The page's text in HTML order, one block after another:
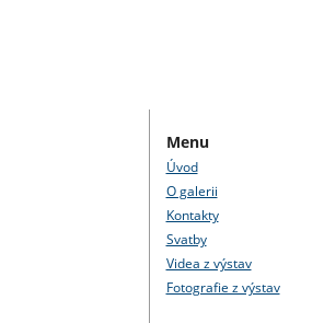
Menu
Úvod
O galerii
Kontakty
Svatby
Videa z výstav
Fotografie z výstav